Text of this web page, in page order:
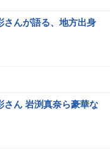
さんが語る、地方出身
さん 岩渕真奈ら豪華な